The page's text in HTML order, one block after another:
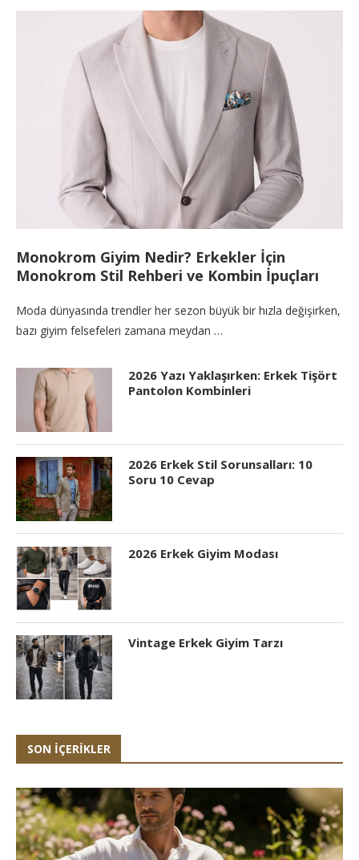
Monokrom Giyim Nedir? Erkekler İçin
Monokrom Stil Rehberi ve Kombin İpuçları
Moda dünyasında trendler her sezon büyük bir hızla değişirken,
bazı giyim felsefeleri zamana meydan …
2026 Yazı Yaklaşırken: Erkek Tişört
Pantolon Kombinleri
2026 Erkek Stil Sorunsalları: 10
Soru 10 Cevap
2026 Erkek Giyim Modası
Vintage Erkek Giyim Tarzı
SON İÇERIKLER